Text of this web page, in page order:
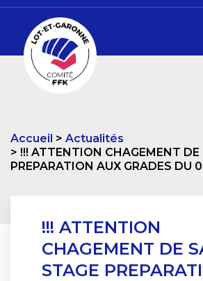
Accueil
Actualités
!!! ATTENTION CHAGEMENT DE
PREPARATION AUX GRADES DU
!!! ATTENTION
CHAGEMENT DE
STAGE